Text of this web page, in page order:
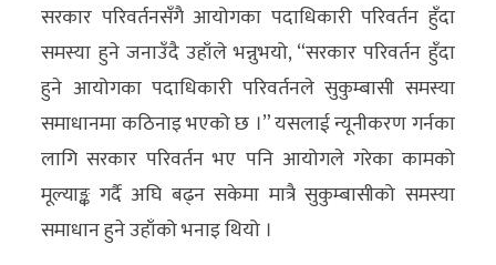
खबर
विशेष
राशिफल
फोटो
ग्यालरी
सरकार परिवर्तनसँगै आयोगका पदाधिकारी परिवर्तन हुँदा
समस्या हुने जनाउँदै उहाँले भन्नुभयो, “सरकार परिवर्तन हुँदा
हुने आयोगका पदाधिकारी परिवर्तनले सुकुम्बासी समस्या
समाधानमा कठिनाइ भएको छ ।” यसलाई न्यूनीकरण गर्नका
लागि सरकार परिवर्तन भए पनि आयोगले गरेका कामको
मूल्याङ्क गर्दै अघि बढ्न सकेमा मात्रै सुकुम्बासीको समस्या
समाधान हुने उहाँको भनाइ थियो ।